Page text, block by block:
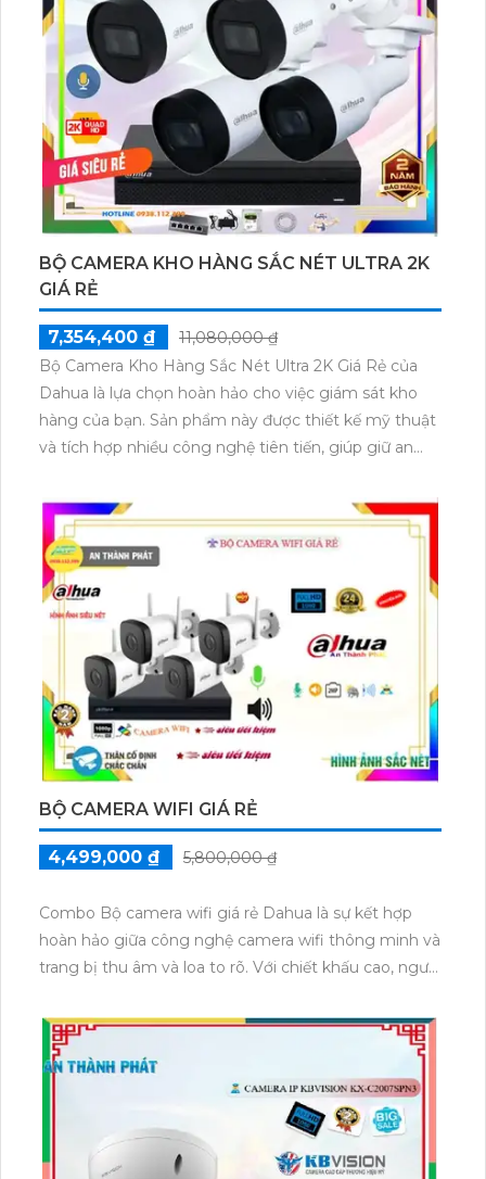
BỘ CAMERA KHO HÀNG SẮC NÉT ULTRA 2K
GIÁ RẺ
7,354,400 ₫
11,080,000 ₫
Bộ Camera Kho Hàng Sắc Nét Ultra 2K Giá Rẻ của
Dahua là lựa chọn hoàn hảo cho việc giám sát kho
hàng của bạn. Sản phẩm này được thiết kế mỹ thuật
và tích hợp nhiều công nghệ tiên tiến, giúp giữ an
này cung cấp hình ảnh sắc nét độ phân giải 2K, cho
phép quan sát chi tiết và rõ ràng. Đặc biệt, sản phẩm
còn trang bị chức năng thu âm, giúp quản lý ghi lại
cả âm thanh trong kho hàng. Điều này giúp tăng
cường hiệu quả giám sát và bảo vệ hàng hóa. Ngoài
ra, mức giá rẻ của bộ Camera này còn làm cho sản
phẩm trở nên hấp dẫn hơn.
BỘ CAMERA WIFI GIÁ RẺ
4,499,000 ₫ 5,800,000 ₫
Combo Bộ camera wifi giá rẻ Dahua là sự kết hợp
hoàn hảo giữa công nghệ camera wifi thông minh và
trang bị thu âm và loa to rõ. Với chiết khấu cao, người
hình ảnh và âm thanh với giá cả phải chăng.
Camera Dahua đảm bảo chất lượng hình ảnh màu
sắc trung thực, cho phép người dùng giám sát và ghi
lại những khoảnh khắc quan trọng một cách rõ nét.
Đặc biệt, với tính năng wifi, camera có thể kết nối
đến mạng internet đơn giản và tiện lợi, giúp người